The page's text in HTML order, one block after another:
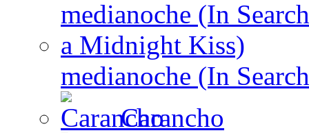
medianoche (In
Carancho